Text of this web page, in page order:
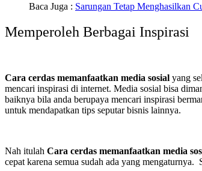
Baca Juga : Sarungan Tetap Menghasilkan
Memperoleh Berbagai Inspirasi
Cara cerdas memanfaatkan media sosial yang
mencari inspirasi di internet. Media sosial bisa
baiknya bila anda berupaya mencari inspirasi
untuk mendapatkan tips seputar bisnis lainnya.
Nah itulah Cara cerdas memanfaatkan media
cepat karena semua sudah ada yang mengaturnya.